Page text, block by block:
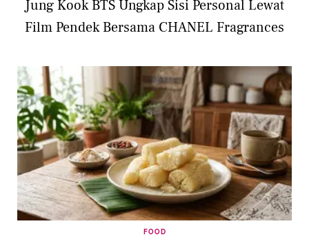
Jung Kook BTS Ungkap Sisi Personal Lewat
Film Pendek Bersama CHANEL Fragrances
FOOD